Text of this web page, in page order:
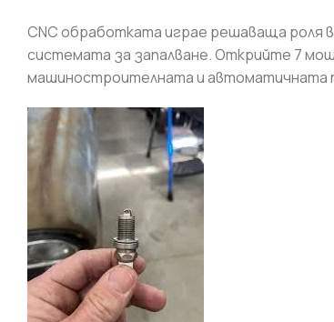
CNC обработката играе решаваща роля
системата за запалване. Открийте 7
машиностроителната и автоматичната